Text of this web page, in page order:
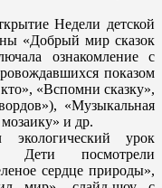
Недели детской
«Добрый мир сказок
ознакомление с
показом
«Вспомни сказку»,
«Музыкальная
и др.
урок
Дети посмотрели
сердце природы»,